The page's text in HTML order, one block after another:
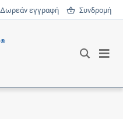
εγγραφή Συνδρομή
®